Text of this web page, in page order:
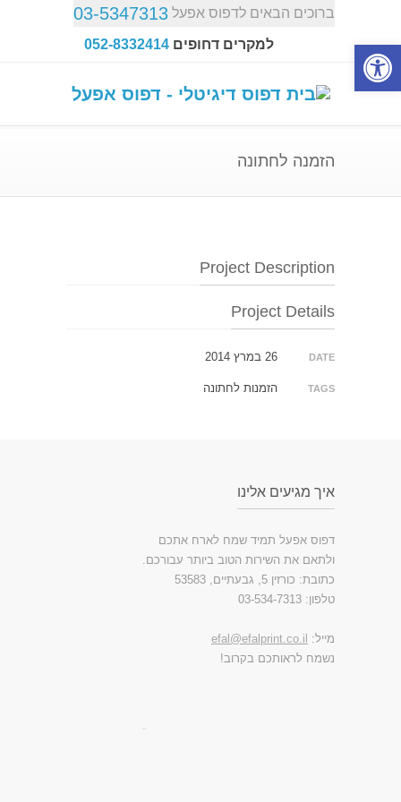
ברוכים הבאים לדפוס אפעל 03-5347313
למקרים דחופים 052-8332414
הזמנה לחתונה
Project Description
Project Details
DATE
TAGS הזמנות לחתונה
איך מגיעים אלינו
דפוס אפעל תמיד שמח לארח אתכם
ולתאם את השירות הטוב ביותר עבורכם.
כתובת: כורזין 5, גבעתיים, 53583
טלפון: 03-534-7313
מייל: efal@efalprint.co.il
נשמח לראותכם בקרוב!
פתח סרגל נגישות